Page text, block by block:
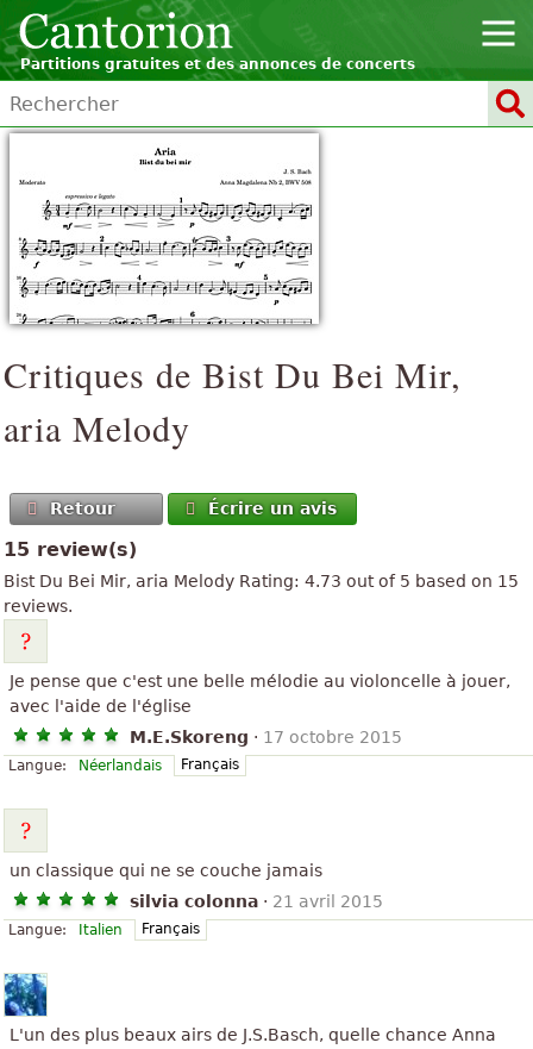
Partitions gratuites et des annonces de concerts
Critiques de Bist Du Bei Mir,
aria Melody
Retour Écrire un avis
15 review(s)
Bist Du Bei Mir, aria Melody Rating: 4.73 out of 5 based on 15
reviews.
Je pense que c'est une belle mélodie au violoncelle à jouer,
avec l'aide de l'église
M.E.Skoreng · 17 octobre 2015
Langue: Néerlandais Français
un classique qui ne se couche jamais
silvia colonna · 21 avril 2015
Langue: Italien Français
L'un des plus beaux airs de J.S.Basch, quelle chance Anna